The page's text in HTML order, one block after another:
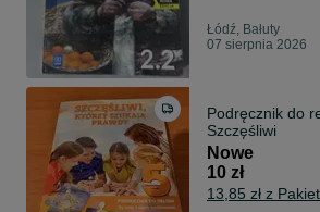
Łódź, Bałuty
07 sierpnia 2026
Podręcznik do
Szczęśliwi
Nowe
10 zł
13,85 zł z